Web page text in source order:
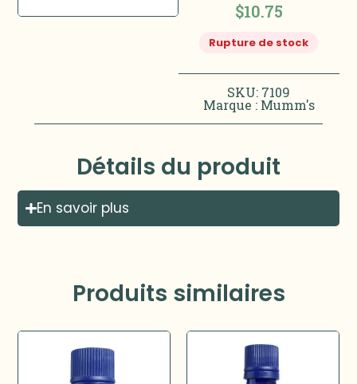
$10.75
Rupture de stock
SKU: 7109
Marque : Mumm's
Détails du produit
En savoir plus
Produits similaires